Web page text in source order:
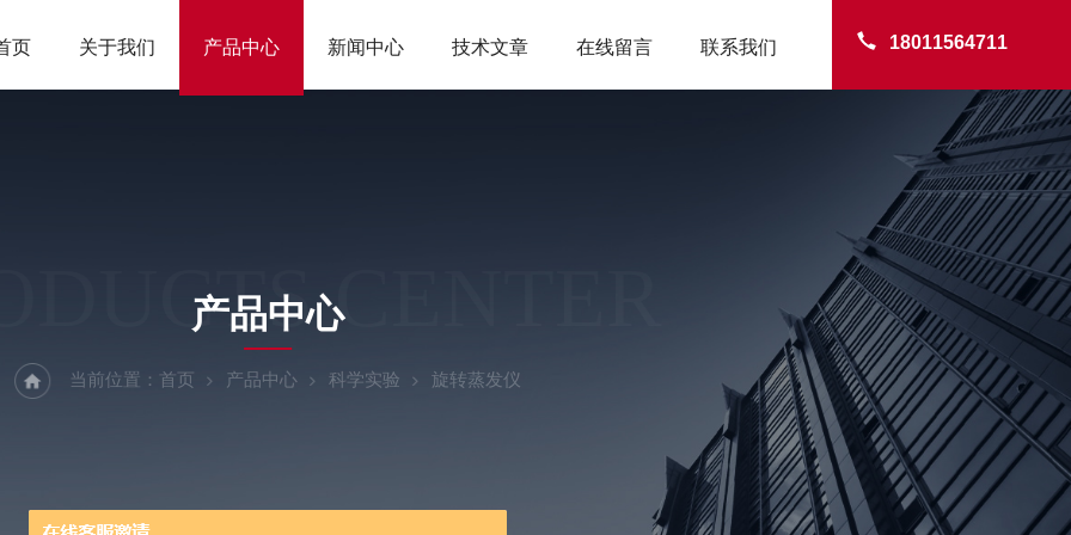
18011564711
页 关于我们 产品中心 新闻中心 技术文章 在线留言 联系我们
CENTER
产品中心
当前位置： 首页 产品中心 科学实验 旋转蒸发仪